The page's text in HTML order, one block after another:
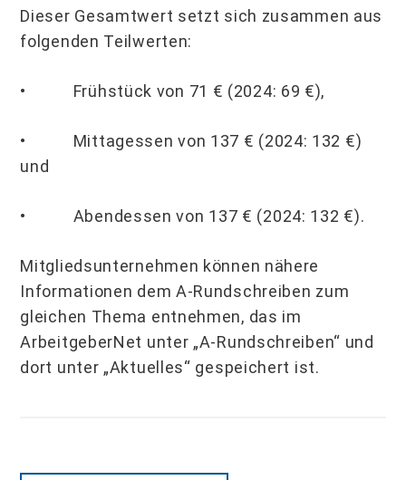
Dieser Gesamtwert setzt sich zusammen aus
folgenden Teilwerten:
• Frühstück von 71 € (2024: 69 €),
• Mittagessen von 137 € (2024: 132 €)
und
• Abendessen von 137 € (2024: 132 €).
Mitgliedsunternehmen können nähere
Informationen dem A-Rundschreiben zum
gleichen Thema entnehmen, das im
ArbeitgeberNet unter „A-Rundschreiben“ und
dort unter „Aktuelles“ gespeichert ist.